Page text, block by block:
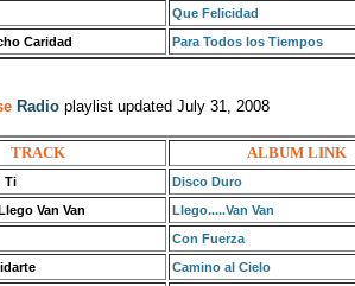
Que Felicidad
Caridad Para Todos los Tiempos
Radio playlist updated July 31, 2008
TRACK ALBUM LINK
Ti Disco Duro
Van Van Llego.....Van Van
Con Fuerza
Camino al Cielo